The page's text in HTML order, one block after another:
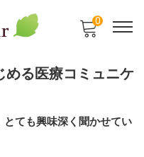
0
る医療コミュニケ
ても興味深く聞かせてい